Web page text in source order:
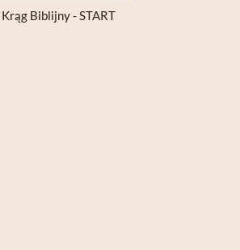
Biblijny - START